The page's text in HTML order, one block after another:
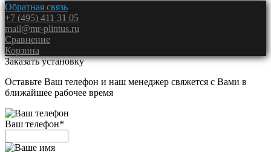
Обратная связь
+7 (495) 411 31 05
mail@mr-plintus.ru
Сравнение
Корзина
Заказать установку
Оставьте Ваш телефон и наш менеджер свяжется с Вами в
ближайшее рабочее время
Ваш телефон*